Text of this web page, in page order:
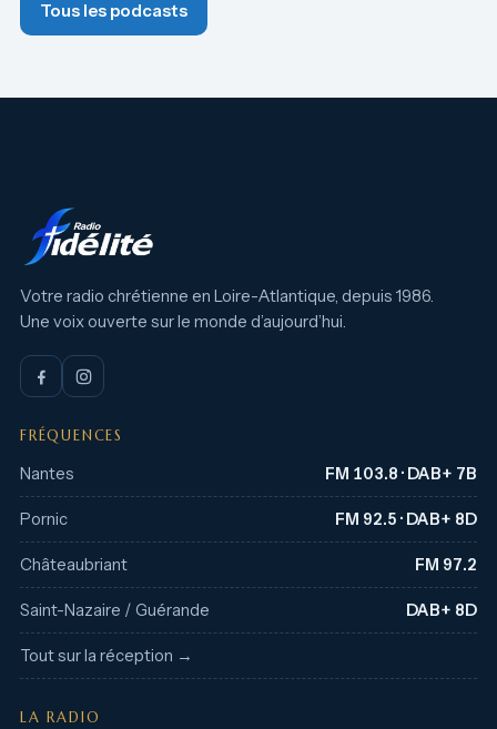
Tous les podcasts
Votre radio chrétienne en Loire-Atlantique, depuis 1986.
Une voix ouverte sur le monde d’aujourd’hui.
FRÉQUENCES
Nantes FM 103.8 · DAB+ 7B
Pornic FM 92.5 · DAB+ 8D
Châteaubriant FM 97.2
Saint-Nazaire / Guérande DAB+ 8D
Tout sur la réception →
LA RADIO